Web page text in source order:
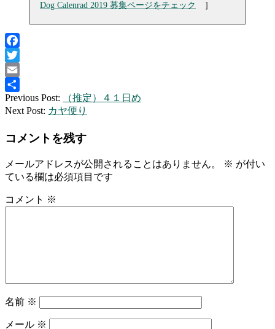
Dog Calenrad 2019 募集ページをチェック
］
Facebook
Twitter
Email
共
有
2018-
07-
Previous Post:
（推定）４１日め
Next Post: カヤ便り
コメントを残す
メールアドレスが公開されることはありません。 ※ が付い
ている欄は必須項目です
コメント ※
名前 ※
メール ※